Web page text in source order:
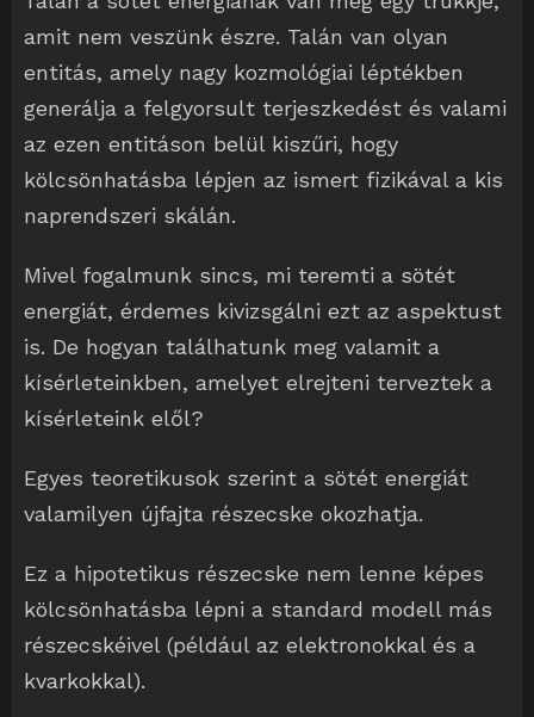
amit nem veszünk észre. Talán van olyan
entitás, amely nagy kozmológiai léptékben
generálja a felgyorsult terjeszkedést és valami
az ezen entitáson belül kiszűri, hogy
kölcsönhatásba lépjen az ismert fizikával a kis
naprendszeri skálán.
Mivel fogalmunk sincs, mi teremti a sötét
energiát, érdemes kivizsgálni ezt az aspektust
is. De hogyan találhatunk meg valamit a
kísérleteinkben, amelyet elrejteni terveztek a
kísérleteink elől?
Egyes teoretikusok szerint a sötét energiát
valamilyen újfajta részecske okozhatja.
Ez a hipotetikus részecske nem lenne képes
kölcsönhatásba lépni a standard modell más
részecskéivel (például az elektronokkal és a
kvarkokkal).